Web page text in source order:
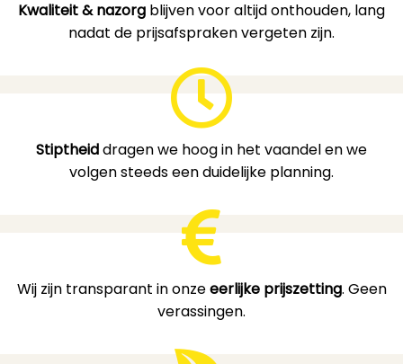
Kwaliteit & nazorg blijven voor altijd onthouden, lang
nadat de prijsafspraken vergeten zijn.
Stiptheiddragen we hoog in het vaandel en we
volgen steeds een duidelijke planning.
Wij zijn transparant in onzeeerlijke prijszetting. Geen
verassingen.